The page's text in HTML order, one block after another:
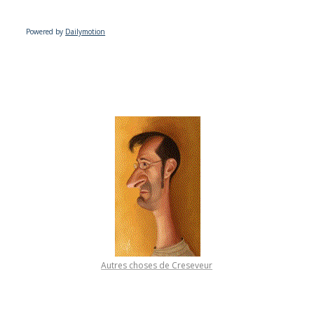
Powered by Dailymotion
Autres choses de Creseveur